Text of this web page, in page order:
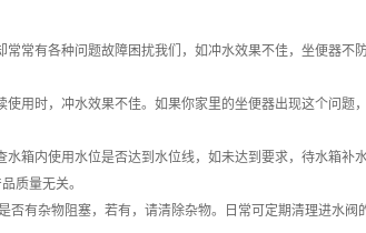
常有各种问题故障困扰我们，如冲水效果不佳，坐便器不
用时，冲水效果不佳。如果你家里的坐便器出现这个问题
箱内使用水位是否达到水位线，如未达到要求，待水箱补水
质量无关。
否有杂物阻塞，若有，请清除杂物。日常可定期清理进水阀